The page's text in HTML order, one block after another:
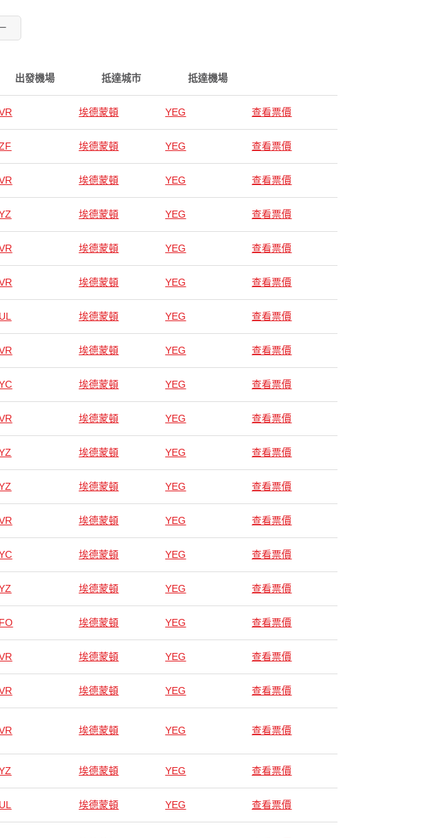
出發機場 抵達城市 抵達機場
埃德蒙頓 YEG 查看票價
埃德蒙頓 YEG 查看票價
埃德蒙頓 YEG 查看票價
埃德蒙頓 YEG 查看票價
埃德蒙頓 YEG 查看票價
埃德蒙頓 YEG 查看票價
埃德蒙頓 YEG 查看票價
埃德蒙頓 YEG 查看票價
埃德蒙頓 YEG 查看票價
埃德蒙頓 YEG 查看票價
埃德蒙頓 YEG 查看票價
埃德蒙頓 YEG 查看票價
埃德蒙頓 YEG 查看票價
埃德蒙頓 YEG 查看票價
埃德蒙頓 YEG 查看票價
埃德蒙頓 YEG 查看票價
埃德蒙頓 YEG 查看票價
埃德蒙頓 YEG 查看票價
埃德蒙頓 YEG 查看票價
埃德蒙頓 YEG 查看票價
埃德蒙頓 YEG 查看票價